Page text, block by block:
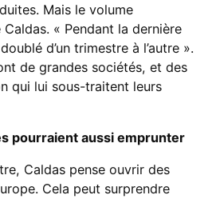
Mais le volume
« Pendant la dernière
d’un trimestre à l’autre ».
de grandes sociétés, et des
qui lui sous-traitent leurs
pourraient aussi emprunter
Caldas pense ouvrir des
Cela peut surprendre